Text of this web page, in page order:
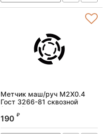
Метчик маш/руч M2X0.4
Гост 3266-81 сквозной
(Р6М5)
Артикул:
190 ₽